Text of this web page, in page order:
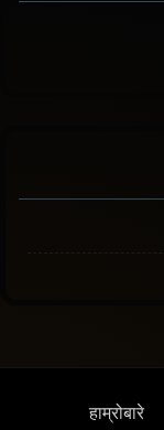
हाम्रोबारे